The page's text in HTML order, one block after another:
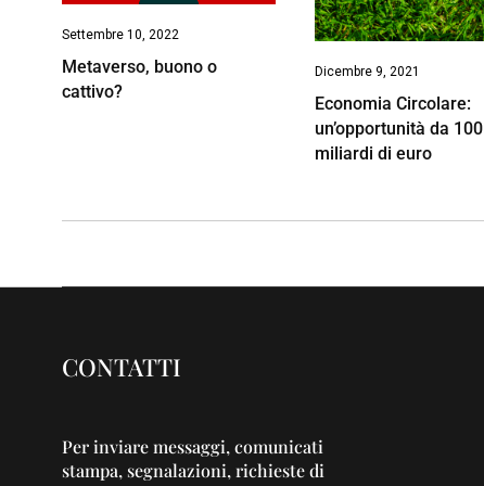
Settembre 10, 2022
Metaverso, buono o
cattivo?
Dicembre 9, 2021
Economia Circolare:
un’opportunità da 100
miliardi di euro
CONTATTI
Per inviare messaggi, comunicati
stampa, segnalazioni, richieste di